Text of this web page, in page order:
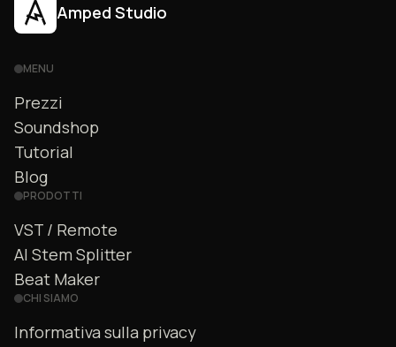
Amped Studio
MENU
Prezzi
Soundshop
Tutorial
Blog
PRODOTTI
VST / Remote
AI Stem Splitter
Beat Maker
CHI SIAMO
Informativa sulla privacy